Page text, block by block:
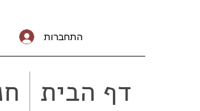
התחברות
דף הבית